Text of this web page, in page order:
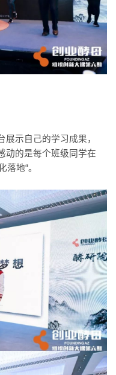
示自己的学习成果，
动的是每个班级同学在
地“。